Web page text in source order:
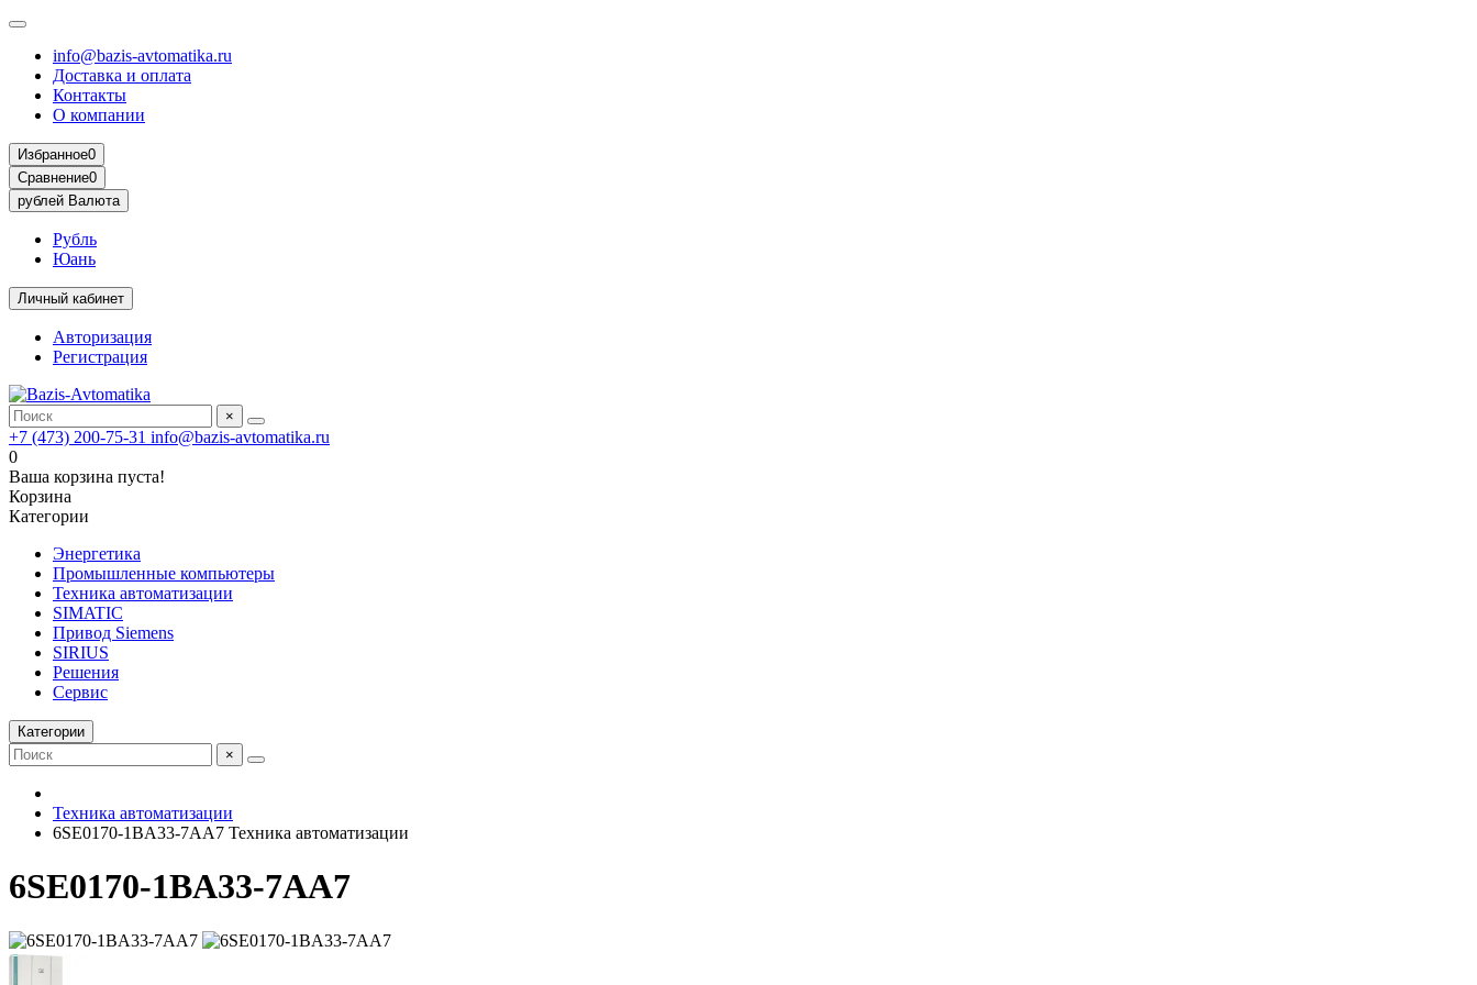
info@bazis-avtomatika.ru
Доставка и оплата
Контакты
О компании
Избранное0
Сравнение0
рублей Валюта
Рубль
Юань
Личный кабинет
Авторизация
Регистрация
×
+7 (473) 200-75-31 info@bazis-avtomatika.ru
0
Ваша корзина пуста!
Корзина
Категории
Энергетика
Промышленные компьютеры
Техника автоматизации
SIMATIC
Привод Siemens
SIRIUS
Решения
Сервис
Категории
×
Техника автоматизации
6SE0170-1BA33-7AA7 Техника автоматизации
6SE0170-1BA33-7AA7